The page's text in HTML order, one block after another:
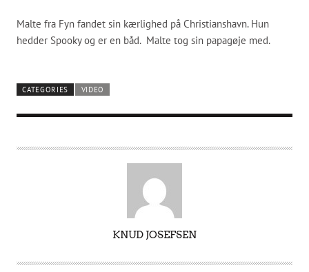
Malte fra Fyn fandet sin kærlighed på Christianshavn. Hun
hedder Spooky og er en båd. Malte tog sin papagøje med.
CATEGORIES VIDEO
T
KNUD JOSEFSEN